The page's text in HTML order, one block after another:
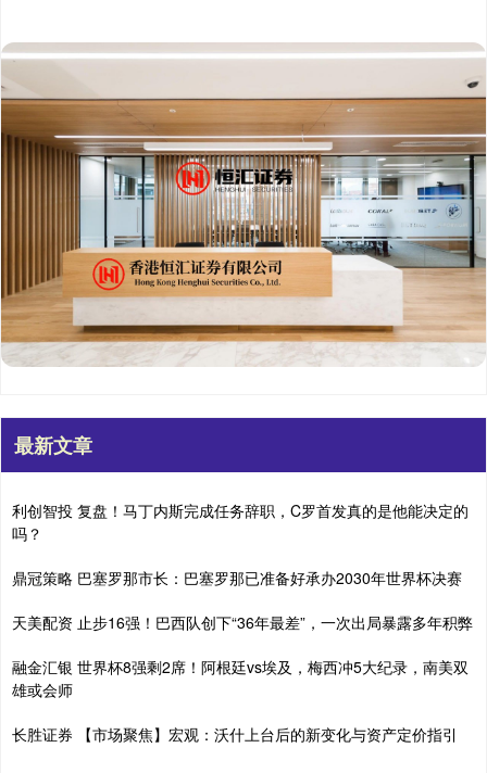
最新文章
利创智投 复盘！马丁内斯完成任务辞职，C罗首发真的是他能决定的
吗？
鼎冠策略 巴塞罗那市长：巴塞罗那已准备好承办2030年世界杯决赛
天美配资 止步16强！巴西队创下“36年最差”，一次出局暴露多年积弊
融金汇银 世界杯8强剩2席！阿根廷vs埃及，梅西冲5大纪录，南美双
雄或会师
长胜证券 【市场聚焦】宏观：沃什上台后的新变化与资产定价指引